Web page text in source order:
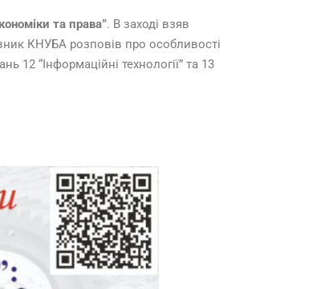
та права”. В заході взяв
КНУБА розповів про особливості
12 “Інформаційні технології” та 13